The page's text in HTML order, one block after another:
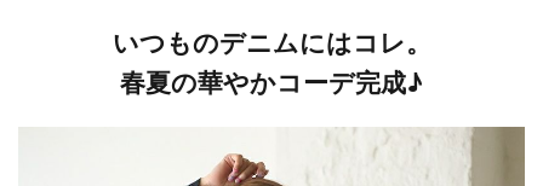
いつものデニムにはコレ。
春夏の華やかコーデ完成♪